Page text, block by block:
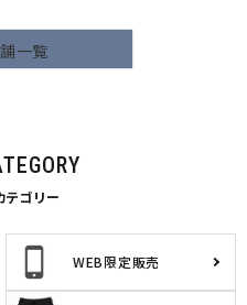
一覧
テゴリー
WEB限定販売